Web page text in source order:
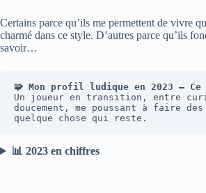
Certains parce qu’ils me permettent de vivre
charmé dans ce style. D’autres parce qu’ils
savoir…
🧩 Mon profil ludique en 2023 —
Un joueur en transition, entre
doucement, me poussant à faire
quelque chose qui reste.
📊 2023 en chiffres